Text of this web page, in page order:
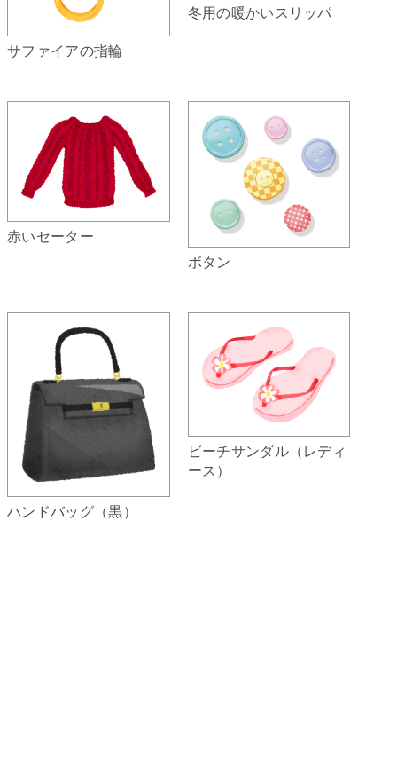
サファイアの指輪
冬用の暖かいスリッパ
赤いセーター
ボタン
ハンドバッグ（黒）
ビーチサンダル（レディ
ース）